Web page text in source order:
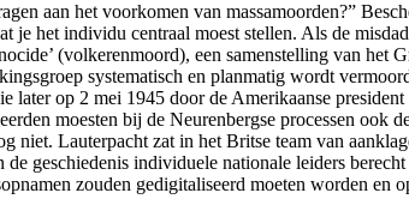
aan het voorkomen van massamoorden?”
je het individu centraal moest stellen. Als de
(volkerenmoord), een samenstelling van het
systematisch en planmatig wordt
later op 2 mei 1945 door de Amerikaanse
moesten bij de Neurenbergse processen ook
niet. Lauterpacht zat in het Britse team van
geschiedenis individuele nationale leiders
zouden gedigitaliseerd moeten worden en